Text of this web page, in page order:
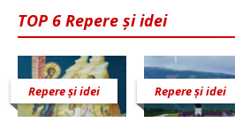
TOP 6 Repere și idei
Repere și idei Repere și idei